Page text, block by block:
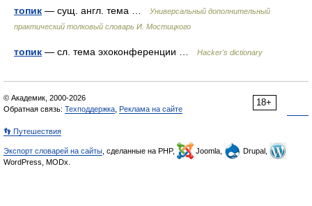
топик — сущ. англ. тема …
Универсальный дополнительный
практический толковый словарь И. Мостицкого
топик — сл. тема эхоконференции … Hacker's dictionary
18+
© Академик, 2000-2026
Обратная связь: Техподдержка Реклама на сайте
👣 Путешествия
Экспорт словарей на сайты , сделанные на PHP, Joomla,
Drupal,
WordPress, MODx.